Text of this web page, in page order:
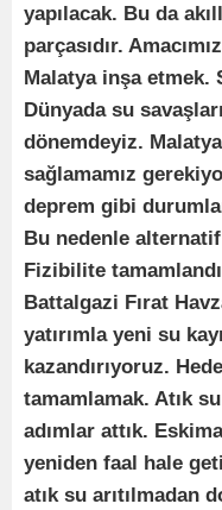
yapılacak. Bu da
parçasıdır.
Malatya inşa etmek.
Dünyada su
dönemdeyiz.
sağlamamız
deprem gibi
Bu nedenle
Fizibilite
Battalgazi Fırat
yatırımla yeni su
kazandırıyoruz.
tamamlamak. Atık
adımlar attık.
yeniden faal hale
atık su arıtılmadan